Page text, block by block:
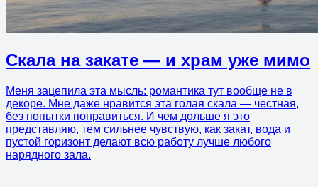
Скала на закате — и храм уже мимо
Меня зацепила эта мысль: романтика тут вообще не в
декоре. Мне даже нравится эта голая скала — честная,
без попытки понравиться. И чем дольше я это
представляю, тем сильнее чувствую, как закат, вода и
пустой горизонт делают всю работу лучше любого
нарядного зала.